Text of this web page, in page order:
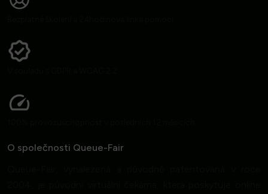
O společnosti Queue-Fair